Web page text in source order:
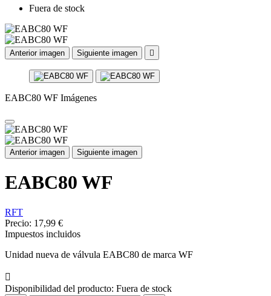
Fuera de stock
Anterior imagen Siguiente imagen 
EABC80 WF Imágenes
Anterior imagen Siguiente imagen
EABC80 WF
RFT
Precio: 17,99 €
Impuestos incluidos
Unidad nueva de válvula EABC80 de marca WF

Disponibilidad del producto: Fuera de stock